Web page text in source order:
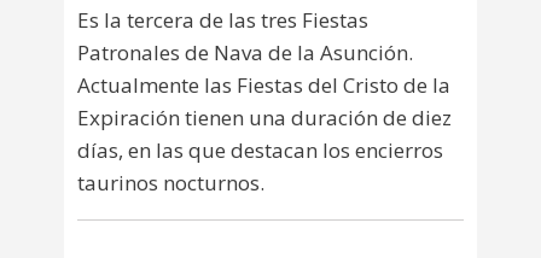
Es la tercera de las tres Fiestas
Patronales de Nava de la Asunción.
Actualmente las Fiestas del Cristo de la
Expiración tienen una duración de diez
días, en las que destacan los encierros
taurinos nocturnos.